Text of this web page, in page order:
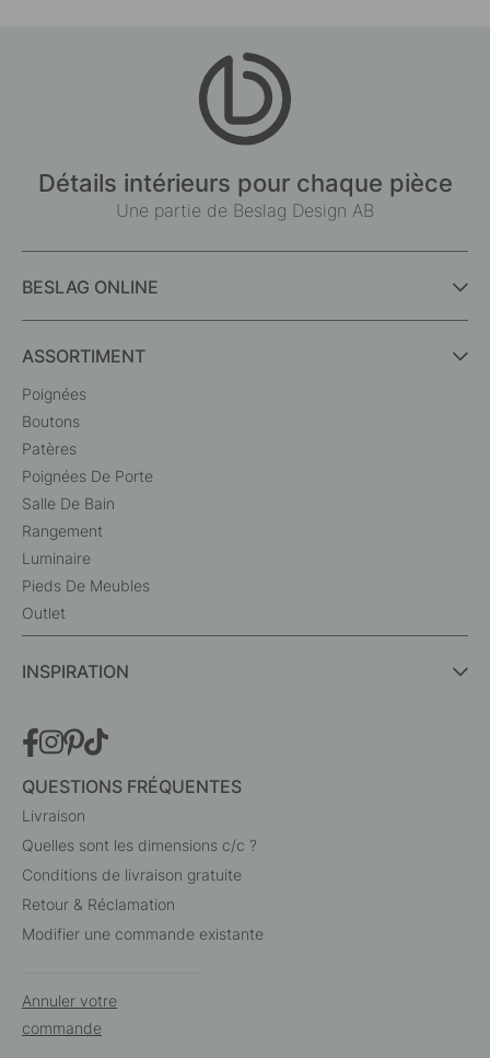
Détails intérieurs pour chaque pièce
Une partie de Beslag Design AB
BESLAG ONLINE
ASSORTIMENT
Poignées
Boutons
Patères
Poignées De Porte
Salle De Bain
Rangement
Luminaire
Pieds De Meubles
Outlet
INSPIRATION
QUESTIONS FRÉQUENTES
Livraison
Quelles sont les dimensions c/c ?
Conditions de livraison gratuite
Retour & Réclamation
Modifier une commande existante
Annuler votre
commande